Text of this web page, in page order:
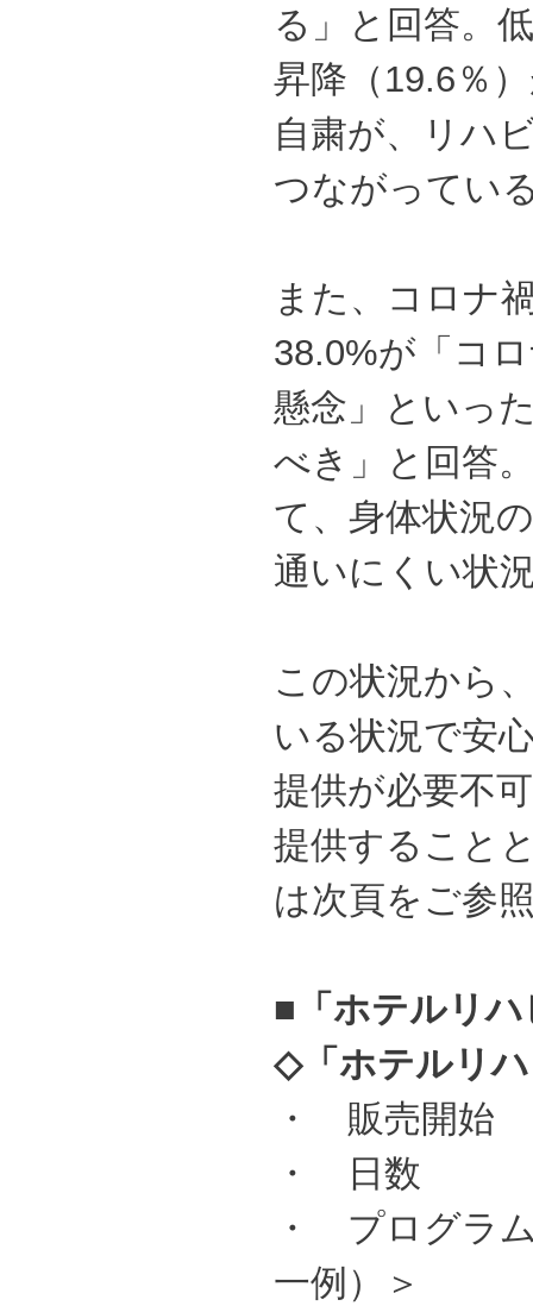
る」と回答。
昇降（19.6％
自粛が、リハ
つながってい
また、コロナ
38.0%が「コ
懸念」といっ
べき」と回答
て、身体状況
通いにくい状
この状況から
いる状況で安
提供が必要不
提供すること
は次頁をご参
■「ホテルリ
◇「ホテルリ
・ 販売開
・ 日数 ：
・ プログラ
一例）＞